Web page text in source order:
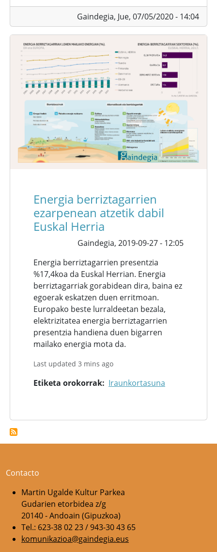
Gaindegia, Jue, 07/05/2020 - 14:04
Energia berriztagarrien
ezarpenean atzetik dabil
Euskal Herria
Gaindegia, 2019-09-27 - 12:05
Energia berriztagarrien presentzia
%17,4koa da Euskal Herrian. Energia
berriztagarriak gorabidean dira, baina ez
egoerak eskatzen duen erritmoan.
Europako beste lurraldeetan bezala,
elektrizitatea energia berriztagarrien
presentzia handiena duen bigarren
mailako energia mota da.
Last updated 3 mins ago
Etiketa orokorrak Iraunkortasuna
Contacto
Martin Ugalde Kultur Parkea
Gudarien etorbidea z/g
20140 - Andoain (Gipuzkoa)
Tel.: 623-38 02 23 / 943-30 43 65
komunikazioa@gaindegia.eus